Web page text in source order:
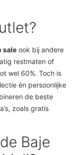
sale ook bij andere
restmaten of
wel 60%. Toch is
én persoonlijke
de beste
zoals gratis
Baje